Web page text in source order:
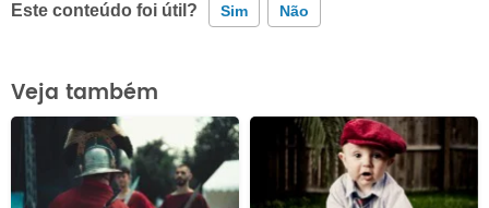
Este conteúdo foi útil? Sim Não
Este conteúdo contém informação incorreta
Este conteúdo não tem a informação que procuro
Outro
Veja também